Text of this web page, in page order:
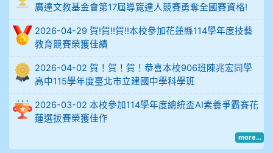
902蘇奕愷
903陳品帆
904彭子庭
905蔣昇和
廣達文教基金會第17屆導覽達人競賽勇奪全國賽資格!
2026-04-29 賀!賀!!賀!!本校參加花蓮縣114學年度技藝
教育競賽榮獲佳績
2026-04-02 賀！賀！賀！恭喜本校906班陳兆宏同學
高中115學年度臺北市立建國中學科學班
2026-03-02 本校參加114學年度總統盃AI素養爭霸賽花
蓮選拔賽榮獲佳作
more...